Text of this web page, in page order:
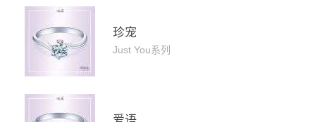
珍宠
Just You系列